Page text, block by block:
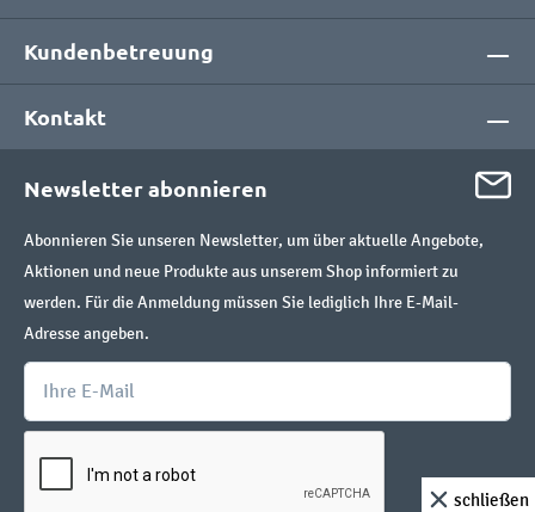
Kundenbetreuung
Kontakt
Newsletter abonnieren
Abonnieren Sie unseren Newsletter, um über aktuelle Angebote,
Aktionen und neue Produkte aus unserem Shop informiert zu
werden. Für die Anmeldung müssen Sie lediglich Ihre E-Mail-
Adresse angeben.
schließen